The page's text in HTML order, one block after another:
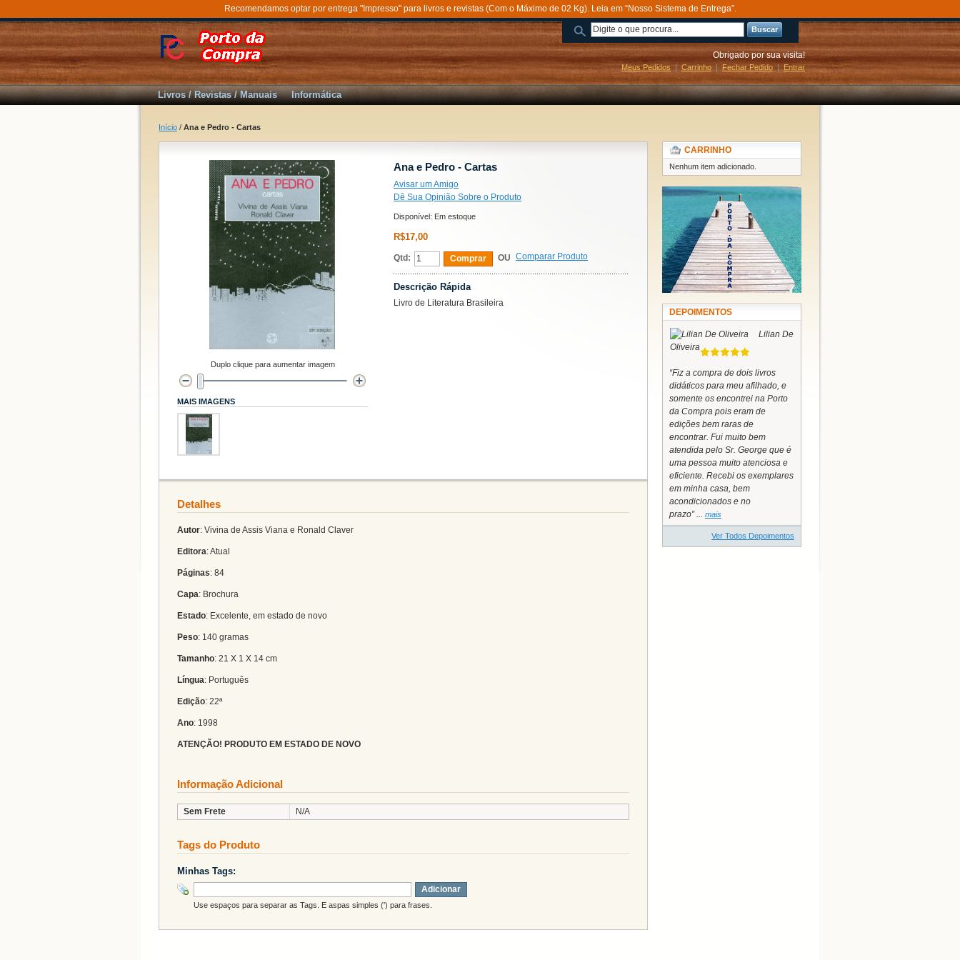
Recomendamos optar por entrega "Impresso" para livros e revistas (Com o Máximo de 02 Kg). Leia em “Nosso Sistema de Entrega”.
Buscar
Obrigado por sua visita!
Meus Pedidos Carrinho Fechar Pedido Entrar
Livros / Revistas / Manuais Informática
Início / Ana e Pedro - Cartas
Ana e Pedro - Cartas
Avisar um Amigo
Dê Sua Opinião Sobre o Produto
Disponível: Em estoque
R$17,00
Qtd: Comprar OU Comparar Produto
Descrição Rápida
Livro de Literatura Brasileira
Duplo clique para aumentar imagem
MAIS IMAGENS
Detalhes
Autor: Vivina de Assis Viana e Ronald Claver
Editora: Atual
Páginas: 84
Capa: Brochura
Estado: Excelente, em estado de novo
Peso: 140 gramas
Tamanho: 21 X 1 X 14 cm
Língua: Português
Edição: 22ª
Ano: 1998
ATENÇÃO! PRODUTO EM ESTADO DE NOVO
Informação Adicional
Sem Frete N/A
Tags do Produto
Minhas Tags:
Adicionar
Use espaços para separar as Tags. E aspas simples (') para frases.
CARRINHO
Nenhum item adicionado.
DEPOIMENTOS
Lilian De
Oliveira
“Fiz a compra de dois livros
didáticos para meu afilhado, e
somente os encontrei na Porto
da Compra pois eram de
edições bem raras de
encontrar. Fui muito bem
atendida pelo Sr. George que é
uma pessoa muito atenciosa e
eficiente. Recebi os exemplares
em minha casa, bem
acondicionados e no
prazo” ... mais
Ver Todos Depoimentos